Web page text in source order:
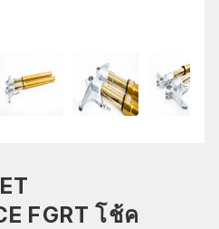
FGRT โช้ค